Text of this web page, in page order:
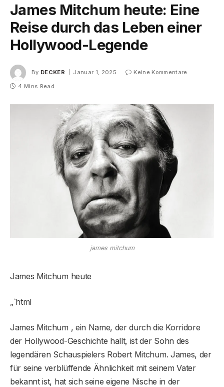
James Mitchum heute: Eine
Reise durch das Leben einer
Hollywood-Legende
By DECKER Januar 1, 2025
Keine Kommentare
4 Mins Read
james mitchum
James Mitchum heute
„`html
James Mitchum , ein Name, der durch die Korridore
der Hollywood-Geschichte hallt, ist der Sohn des
legendären Schauspielers Robert Mitchum. James, der
für seine verblüffende Ähnlichkeit mit seinem Vater
bekannt ist, hat sich seine eigene Nische in der